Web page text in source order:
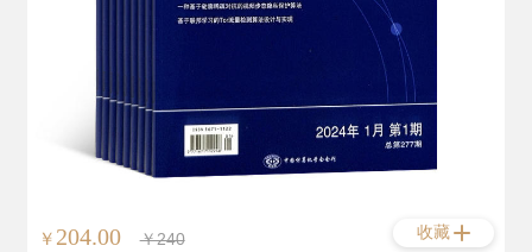
￥ 204.00 ￥240 收藏